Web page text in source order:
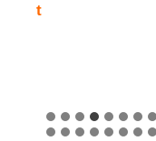
T